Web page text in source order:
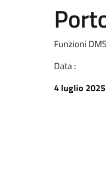
Funzioni
Data :
4 luglio 2025